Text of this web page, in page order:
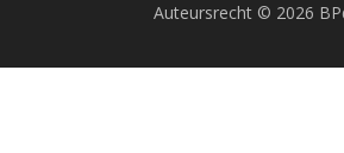
Auteursrecht © 2026